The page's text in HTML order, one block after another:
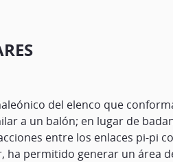
del elenco que
a un balón; en lugar de
entre los enlaces pi-pi
permitido generar un área